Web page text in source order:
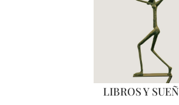
LIBROS Y